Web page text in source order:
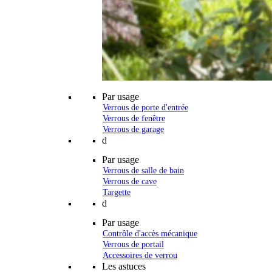
Par usage
Verrous de porte d'entrée
Verrous de fenêtre
Verrous de garage
d
Par usage
Verrous de salle de bain
Verrous de cave
Targette
d
Par usage
Contrôle d'accès mécanique
Verrous de portail
Accessoires de verrou
Les astuces